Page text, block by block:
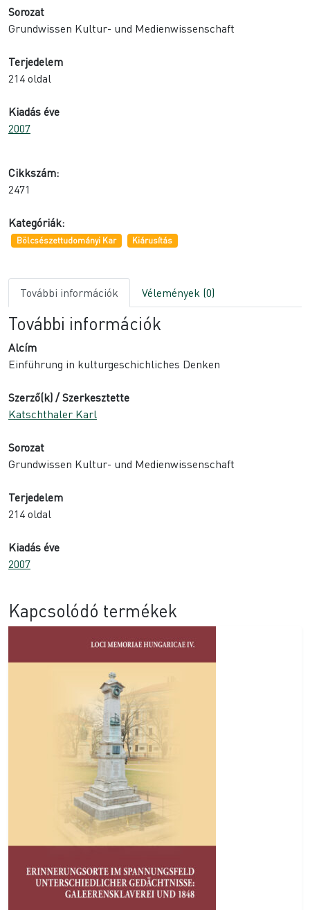
Sorozat
Grundwissen Kultur- und Medienwissenschaft
Terjedelem
214 oldal
Kiadás éve
2007
Cikkszám:
2471
Kategóriák:
Bölcsészettudományi Kar Kiárusítás
További információk Vélemények (0)
További információk
Alcím
Einführung in kulturgeschichliches Denken
Szerző(k) / Szerkesztette
Katschthaler Karl
Sorozat
Grundwissen Kultur- und Medienwissenschaft
Terjedelem
214 oldal
Kiadás éve
2007
Kapcsolódó termékek